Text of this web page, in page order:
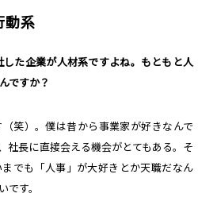
動系
た企業が人材系ですよね。もともと人
ですか？
笑）。僕は昔から事業家が好きなんで
社長に直接会える機会がとてもある。そ
でも「人事」が大好きとか天職だなん
です。